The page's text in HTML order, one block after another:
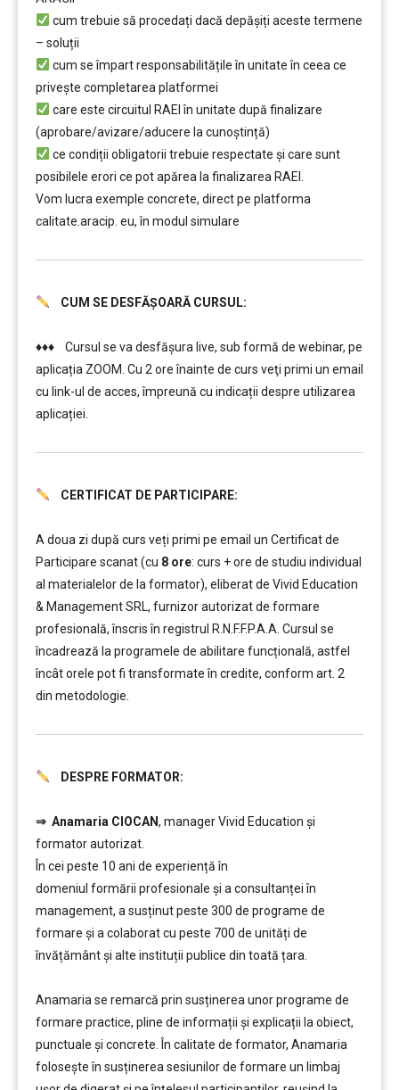
cum trebuie să procedați dacă depăşiți aceste termene
– soluții
cum se împart responsabilitățile în unitate în ceea ce
privește completarea platformei
care este circuitul RAEI în unitate după finalizare
(aprobare/avizare/aducere la cunoştință)
ce condiții obligatorii trebuie respectate şi care sunt
posibilele erori ce pot apărea la finalizarea RAEI.
Vom lucra exemple concrete, direct pe platforma
calitate.aracip. eu, în modul simulare
CUM SE DESFĂȘOARĂ CURSUL:
♦♦♦ Cursul se va desfășura live, sub formă de webinar, pe
aplicația ZOOM. Cu 2 ore înainte de curs veţi primi un email
cu link-ul de acces, împreună cu indicații despre utilizarea
aplicației.
CERTIFICAT DE PARTICIPARE:
A doua zi după curs veți primi pe email un Certificat de
Participare scanat (cu 8 ore: curs + ore de studiu individual
al materialelor de la formator), eliberat de Vivid Education
& Management SRL, furnizor autorizat de formare
profesională, înscris în registrul R.N.F.F.P.A.A. Cursul se
încadrează la programele de abilitare funcțională, astfel
încât orele pot fi transformate în credite, conform art. 2
din metodologie.
DESPRE FORMATOR:
⇒ Anamaria CIOCAN, manager Vivid Education și
formator autorizat.
În cei peste 10 ani de experiență în
domeniul formării profesionale și a consultanței în
management, a susținut peste 300 de programe de
formare și a colaborat cu peste 700 de unități de
învățământ şi alte instituții publice din toată țara.
Anamaria se remarcă prin susținerea unor programe de
formare practice, pline de informații și explicații la obiect,
punctuale și concrete. În calitate de formator, Anamaria
folosește în susținerea sesiunilor de formare un limbaj